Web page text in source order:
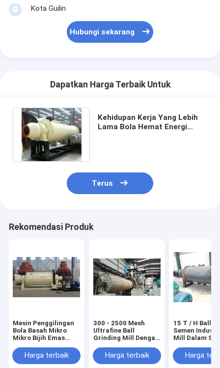
Kota Guilin
Hubungi sekarang
Dapatkan Harga Terbaik Untuk
Kehidupan Kerja Yang Lebih
Lama Bola Hemat Energi
Terus
Rekomendasi Produk
Mesin Penggilingan
Bola Basah Mikro
Mikro Bijih Emas
Penggilingan Yang
Lebih Tinggi
Harga terbaik
300 - 2500 Mesh
Ultrafine Ball
Grinding Mill Dengan
Tingkat Lanjut
Harga terbaik
15 T / H Ball
Semen
Mill Dalam
SemenHarga